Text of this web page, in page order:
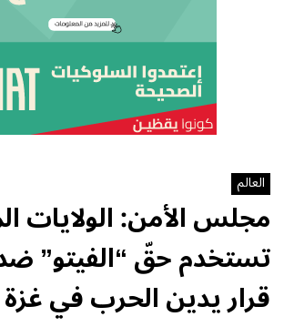
العالم
مجلس الأمن: الولايات
تستخدم حقّ “الفيتو”
قرار يدين الحرب في غزة